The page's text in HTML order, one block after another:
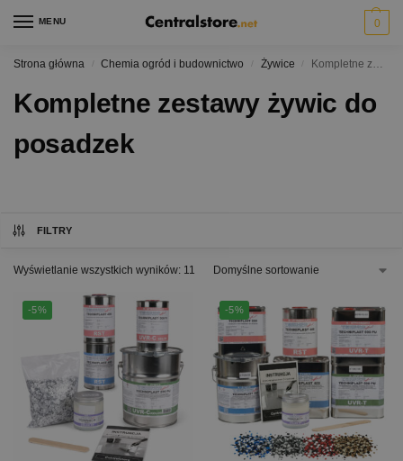
MENU 0
Strona główna / Chemia ogród i budownictwo Żywice Kompletne zestawy żywic do posadzek
Kompletne zestawy żywic do
posadzek
FILTRY
Wyświetlanie wszystkich wyników: 11
-5% -5%